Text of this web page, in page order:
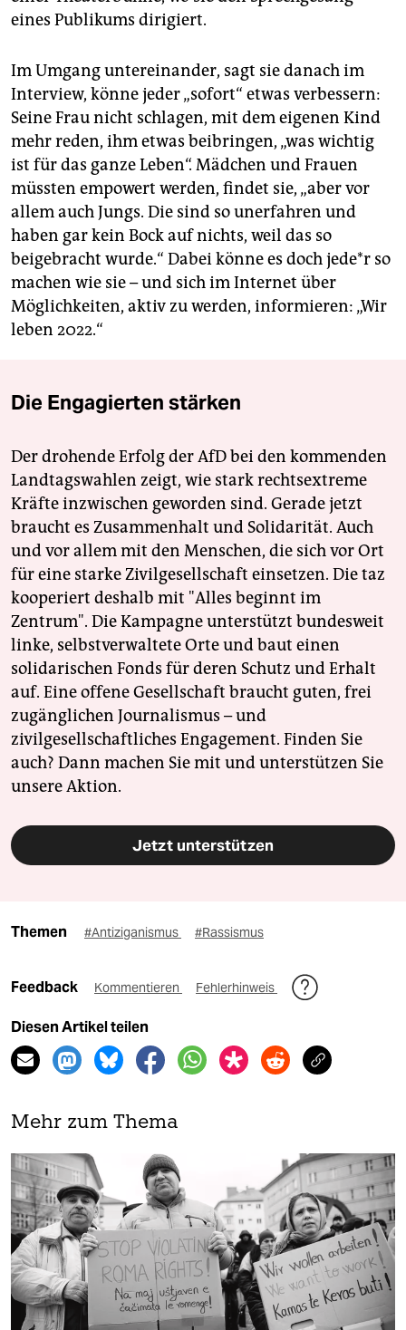
eines Publikums dirigiert.
Im Umgang untereinander, sagt sie danach im
Interview, könne jeder „sofort“ etwas verbessern:
Seine Frau nicht schlagen, mit dem eigenen Kind
mehr reden, ihm etwas beibringen, „was wichtig
ist für das ganze Leben“. Mädchen und Frauen
müssten empowert werden, findet sie, „aber vor
allem auch Jungs. Die sind so unerfahren und
haben gar kein Bock auf nichts, weil das so
beigebracht wurde.“ Dabei könne es doch je­de*r so
machen wie sie – und sich im Internet über
Möglichkeiten, aktiv zu werden, informieren: „Wir
leben 2022.“
Die Engagierten stärken
Der drohende Erfolg der AfD bei den kommenden
Landtagswahlen zeigt, wie stark rechtsextreme
Kräfte inzwischen geworden sind. Gerade jetzt
braucht es Zusammenhalt und Solidarität. Auch
und vor allem mit den Menschen, die sich vor Ort
für eine starke Zivilgesellschaft einsetzen. Die taz
kooperiert deshalb mit "Alles beginnt im
Zentrum". Die Kampagne unterstützt bundesweit
linke, selbstverwaltete Orte und baut einen
solidarischen Fonds für deren Schutz und Erhalt
auf. Eine offene Gesellschaft braucht guten, frei
zugänglichen Journalismus – und
zivilgesellschaftliches Engagement. Finden Sie
auch? Dann machen Sie mit und unterstützen Sie
unsere Aktion.
Jetzt unterstützen
Themen #Antiziganismus #Rassismus
Feedback Kommentieren Fehlerhinweis
Diesen Artikel teilen
Mehr zum Thema